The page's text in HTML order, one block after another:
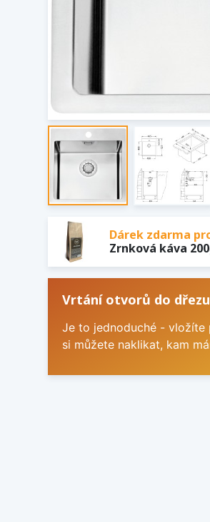
Dárek zdarma
Zrnková káva
Vrtání otvorů do
Je to jednoduché -
si můžete naklikat, kam